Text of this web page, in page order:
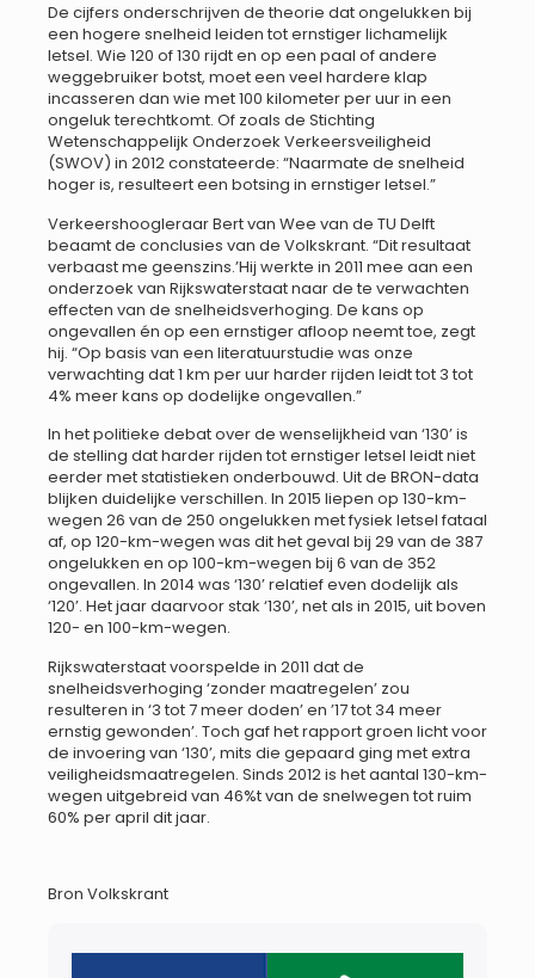
De cijfers onderschrijven de theorie dat ongelukken bij
een hogere snelheid leiden tot ernstiger lichamelijk
letsel. Wie 120 of 130 rijdt en op een paal of andere
weggebruiker botst, moet een veel hardere klap
incasseren dan wie met 100 kilometer per uur in een
ongeluk terechtkomt. Of zoals de Stichting
Wetenschappelijk Onderzoek Verkeersveiligheid
(SWOV) in 2012 constateerde: “Naarmate de snelheid
hoger is, resulteert een botsing in ernstiger letsel.”
Verkeershoogleraar Bert van Wee van de TU Delft
beaamt de conclusies van de Volkskrant. “Dit resultaat
verbaast me geenszins.’Hij werkte in 2011 mee aan een
onderzoek van Rijkswaterstaat naar de te verwachten
effecten van de snelheidsverhoging. De kans op
ongevallen én op een ernstiger afloop neemt toe, zegt
hij. “Op basis van een literatuurstudie was onze
verwachting dat 1 km per uur harder rijden leidt tot 3 tot
4% meer kans op dodelijke ongevallen.”
In het politieke debat over de wenselijkheid van ‘130’ is
de stelling dat harder rijden tot ernstiger letsel leidt niet
eerder met statistieken onderbouwd. Uit de BRON-data
blijken duidelijke verschillen. In 2015 liepen op 130-km-
wegen 26 van de 250 ongelukken met fysiek letsel fataal
af, op 120-km-wegen was dit het geval bij 29 van de 387
ongelukken en op 100-km-wegen bij 6 van de 352
ongevallen. In 2014 was ‘130’ relatief even dodelijk als
‘120’. Het jaar daarvoor stak ‘130’, net als in 2015, uit boven
120- en 100-km-wegen.
Rijkswaterstaat voorspelde in 2011 dat de
snelheidsverhoging ‘zonder maatregelen’ zou
resulteren in ‘3 tot 7 meer doden’ en ’17 tot 34 meer
ernstig gewonden’. Toch gaf het rapport groen licht voor
de invoering van ‘130’, mits die gepaard ging met extra
veiligheidsmaatregelen. Sinds 2012 is het aantal 130-km-
wegen uitgebreid van 46%t van de snelwegen tot ruim
60% per april dit jaar.
Bron Volkskrant